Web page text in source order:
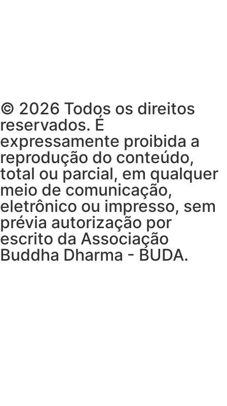
© 2026 Todos os direitos
reservados. É
expressamente proibida a
reprodução do conteúdo,
total ou parcial, em qualquer
meio de comunicação,
eletrônico ou impresso, sem
prévia autorização por
escrito da Associação
Buddha Dharma - BUDA.